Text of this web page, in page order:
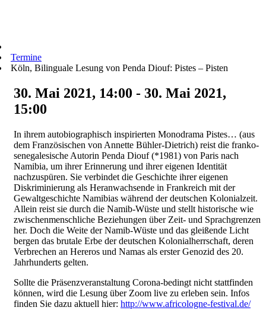
Termine
Köln, Bilinguale Lesung von Penda Diouf: Pistes – Pisten
30. Mai 2021, 14:00 - 30. Mai 2021,
15:00
In ihrem autobiographisch inspirierten Monodrama Pistes… (aus
dem Französischen von Annette Bühler-Dietrich) reist die franko-
senegalesische Autorin Penda Diouf (*1981) von Paris nach
Namibia, um ihrer Erinnerung und ihrer eigenen Identität
nachzuspüren. Sie verbindet die Geschichte ihrer eigenen
Diskriminierung als Heranwachsende in Frankreich mit der
Gewaltgeschichte Namibias während der deutschen Kolonialzeit.
Allein reist sie durch die Namib-Wüste und stellt historische wie
zwischenmenschliche Beziehungen über Zeit- und Sprachgrenzen
her. Doch die Weite der Namib-Wüste und das gleißende Licht
bergen das brutale Erbe der deutschen Kolonialherrschaft, deren
Verbrechen an Hereros und Namas als erster Genozid des 20.
Jahrhunderts gelten.
Sollte die Präsenzveranstaltung Corona-bedingt nicht stattfinden
können, wird die Lesung über Zoom live zu erleben sein. Infos
finden Sie dazu aktuell hier: http://www.africologne-festival.de/